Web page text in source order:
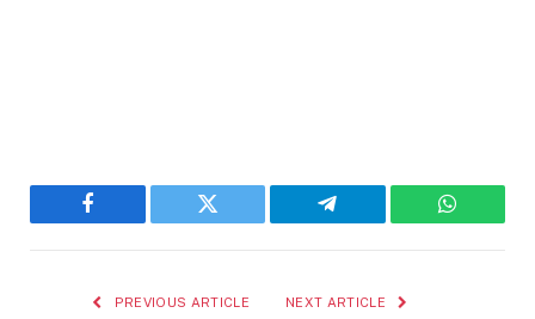
Facebook Twitter Telegram
PREVIOUS ARTICLE NEXT ARTICLE